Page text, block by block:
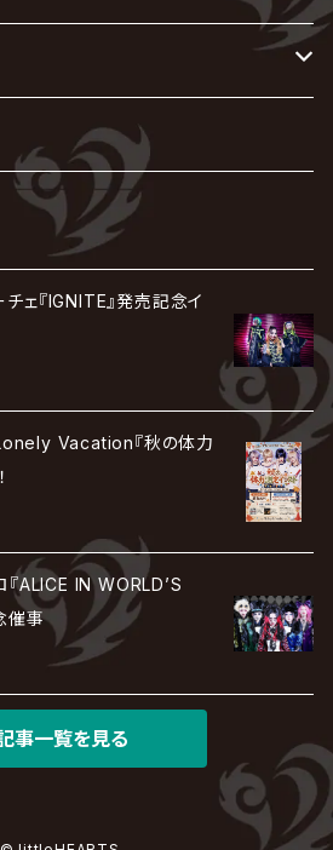
/ hide
ザ ベヰスメント
NINE
ェ『IGNITE』発売記念イ
Vacation『秋の体力
『ALICE IN WORLD’S
催事
事一覧を見る